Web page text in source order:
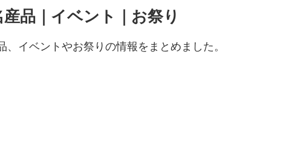
品｜イベント｜お祭り
イベントやお祭りの情報をまとめました。